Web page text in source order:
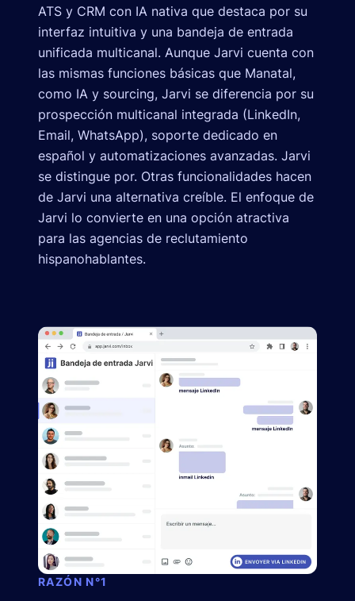
ATS y CRM con IA nativa que destaca por su
interfaz intuitiva y una bandeja de entrada
unificada multicanal. Aunque Jarvi cuenta con
las mismas funciones básicas que Manatal,
como IA y sourcing, Jarvi se diferencia por su
prospección multicanal integrada (LinkedIn,
Email, WhatsApp), soporte dedicado en
español y automatizaciones avanzadas. Jarvi
se distingue por. Otras funcionalidades hacen
de Jarvi una alternativa creíble. El enfoque de
Jarvi lo convierte en una opción atractiva
para las agencias de reclutamiento
hispanohablantes.
RAZÓN N°1